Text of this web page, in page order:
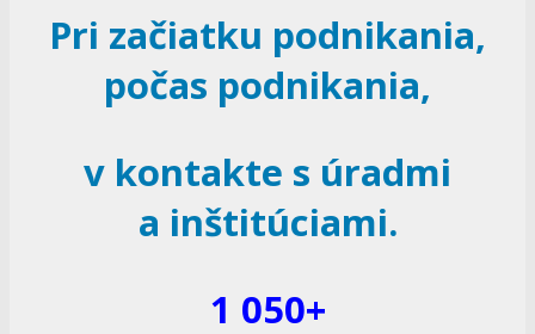
Pri začiatku podnikania,
počas podnikania,
v kontakte s úradmi
a inštitúciami.
1 050+